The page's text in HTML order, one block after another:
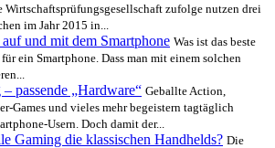
Wirtschaftsprüfungsgesellschaft zufolge nutzen drei
im Jahr 2015 in...
und mit dem Smartphone Was ist das beste
ein Smartphone. Dass man mit einem solchen
passende „Hardware“ Geballte Action,
Games und vieles mehr begeistern tagtäglich
Usern. Doch damit der...
Gaming die klassischen Handhelds? Die